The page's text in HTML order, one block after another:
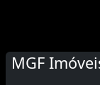
MGF